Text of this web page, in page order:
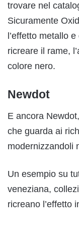
trovare nel
Sicuramente
l’effetto metallo
ricreare il rame,
colore nero.
Newdot
E ancora
che guarda ai
modernizzandoli
Un esempio su
veneziana,
ricreano l’effetto